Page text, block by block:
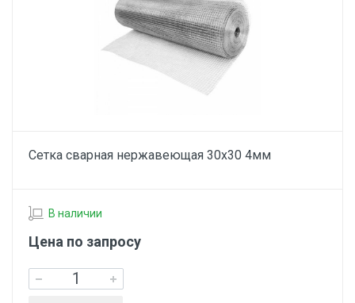
Сетка сварная нержавеющая 30х30 4мм
В наличии
Цена по запросу